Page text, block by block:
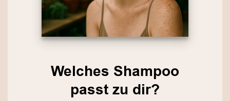
Welches Shampoo
passt zu dir?